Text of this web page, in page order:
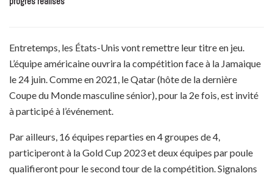
Entretemps, les États-Unis vont remettre leur titre en jeu.
L’équipe américaine ouvrira la compétition face à la Jamaique
le 24 juin.Comme en 2021, le Qatar (hôte de la dernière
Coupe du Monde masculine sénior), pour la 2e fois, est invité
à participé à l’événement.
Par ailleurs, 16 équipes reparties en 4 groupes de 4,
participeront à la Gold Cup 2023 et deux équipes par poule
qualifieront pour le second tour de la compétition.Signalons